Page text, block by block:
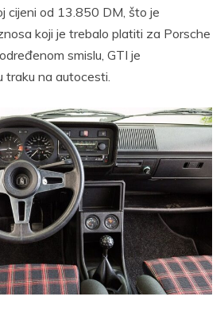
cijeni od 13.850 DM, što je
koji je trebalo platiti za Porsche
smislu, GTI je
traku na autocesti.